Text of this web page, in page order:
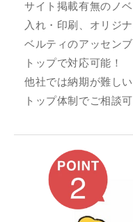
サイト掲載有無のノ
入れ・印刷、オリジ
ベルティのアッセン
トップで対応可能！
他社では納期が難し
トップ体制でご相談可